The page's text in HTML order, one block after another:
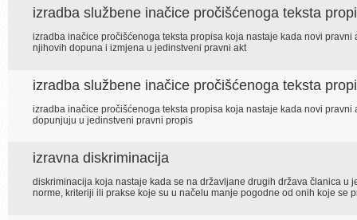
izradba službene inačice pročišćenoga teksta
izradba inačice pročišćenoga teksta propisa koja nastaje kada novi
njihovih dopuna i izmjena u jedinstveni pravni akt
izradba službene inačice pročišćenoga teksta
izradba inačice pročišćenoga teksta propisa koja nastaje kada novi
dopunjuju u jedinstveni pravni propis
izravna diskriminacija
diskriminacija koja nastaje kada se na državljane drugih država članica
norme, kriteriji ili prakse koje su u načelu manje pogodne od onih koje se